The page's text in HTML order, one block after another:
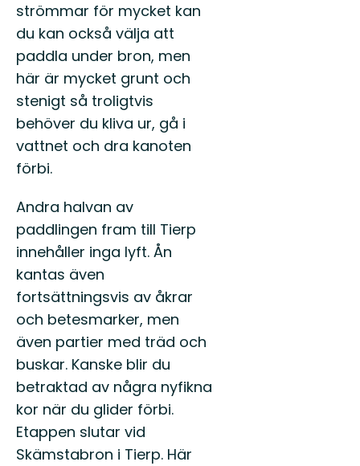
strömmar för mycket kan
du kan också välja att
paddla under bron, men
här är mycket grunt och
stenigt så troligtvis
behöver du kliva ur, gå i
vattnet och dra kanoten
förbi.
Andra halvan av
paddlingen fram till Tierp
innehåller inga lyft. Ån
kantas även
fortsättningsvis av åkrar
och betesmarker, men
även partier med träd och
buskar. Kanske blir du
betraktad av några nyfikna
kor när du glider förbi.
Etappen slutar vid
Skämstabron i Tierp. Här